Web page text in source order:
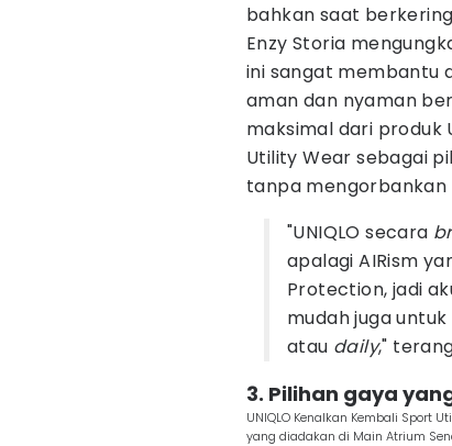
bahkan saat
Enzy Storia
ini sangat membantu
aman dan nyaman
maksimal dari produk
Utility Wear sebagai
tanpa mengorbankan
"UNIQLO secara
apalagi AIRism
Protection, jadi
mudah juga untuk
atau daily,"
3. Pilihan gaya
UNIQLO Kenalkan Kembali Sport
yang diadakan di Main Atrium